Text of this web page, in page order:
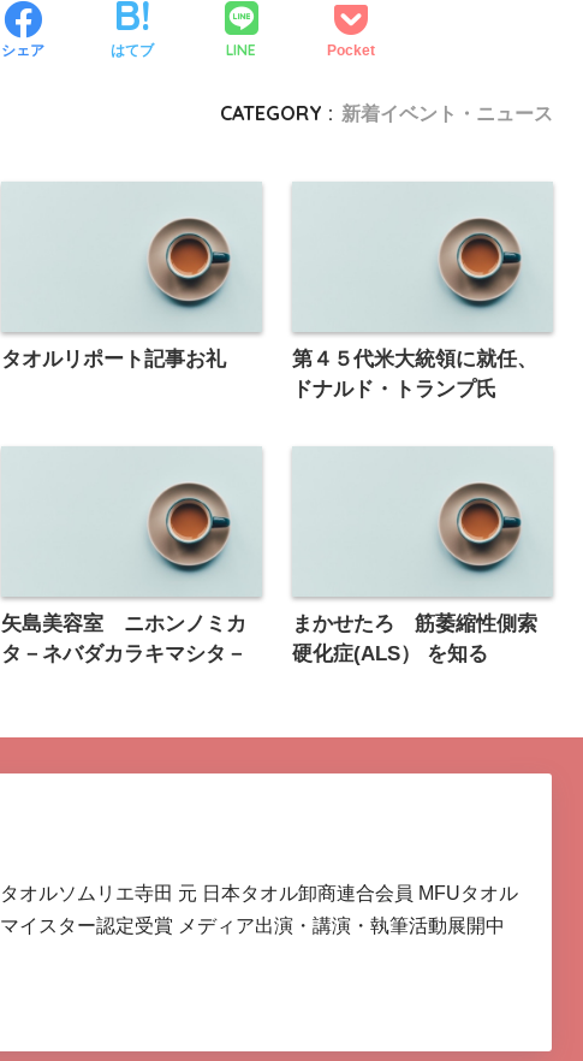
シェア はてブ LINE Pocket
CATEGORY : 新着イベント・ニュース
タオルリポート記事お礼
第４５代米大統領に就任、
ドナルド・トランプ氏
矢島美容室 ニホンノミカ
タ－ネバダカラキマシタ－
まかせたろ 筋萎縮性側索
硬化症(ALS） を知る
タオルソムリエ寺田 元 日本タオル卸商連合会員 MFUタオル
マイスター認定受賞 メディア出演・講演・執筆活動展開中